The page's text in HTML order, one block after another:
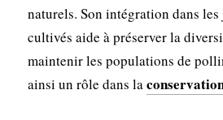
naturels. Son intégration dans les
cultivés aide à préserver la
maintenir les populations de
ainsi un rôle dans la